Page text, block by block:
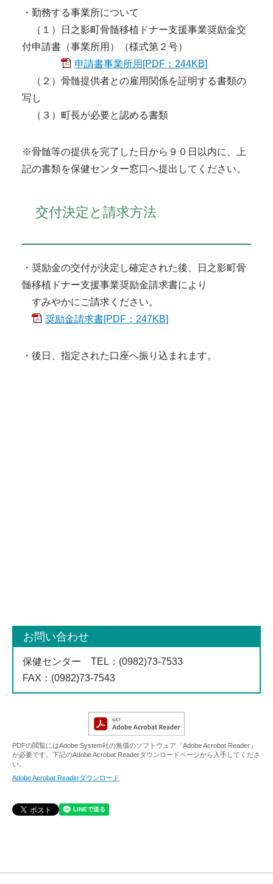
・勤務する事業所について
（１）日之影町骨髄移植ドナー支援事業奨励金交
付申請書（事業所用）（様式第２号）
申請書事業所用[PDF：244KB]
（２）骨髄提供者との雇用関係を証明する書類の
写し
（３）町長が必要と認める書類
※骨髄等の提供を完了した日から９０日以内に、上
記の書類を保健センター窓口へ提出してください。
交付決定と請求方法
・奨励金の交付が決定し確定された後、日之影町骨
髄移植ドナー支援事業奨励金請求書により
すみやかにご請求ください。
奨励金請求書[PDF：247KB]
・後日、指定された口座へ振り込まれます。
お問い合わせ
保健センター TEL ：(0982)73-7533
FAX ：(0982)73-7543
PDFの閲覧にはAdobe System社の無償のソフトウェア「Adobe Acrobat Reader」
が必要です。下記のAdobe Acrobat Readerダウンロードページから入手してくださ
い。
Adobe Acrobat Readerダウンロード